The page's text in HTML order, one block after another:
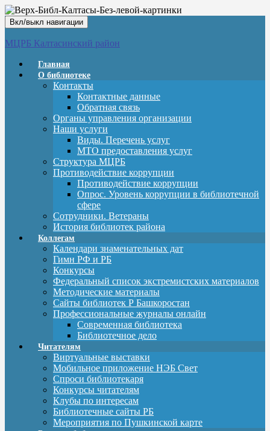
Вкл/выкл навигации
МЦРБ Калтасинский район
Главная
О библиотеке
Контакты
Контактные данные
Обратная связь
Органы управления организации
Наши услуги
Виды. Перечень услуг
МТО предоставления услуг
Структура МЦРБ
Противодействие коррупции
Противодействие коррупции
Опрос. Уровень коррупции в библиотечной
сфере
Сотрудники. Ветераны
История библиотек района
Коллегам
Календари знаменательных дат
Гимн РФ и РБ
Конкурсы
Федеральный список экстремистских материалов
Методические материалы
Сайты библиотек Р Башкоростан
Профессиональные журналы онлайн
Современная библиотека
Библиотечное дело
Читателям
Виртуальные выставки
Мобильное приложение НЭБ Свет
Спроси библиотекаря
Конкурсы читателям
Клубы по интересам
Библиотечные сайты РБ
Мероприятия по Пушкинской карте